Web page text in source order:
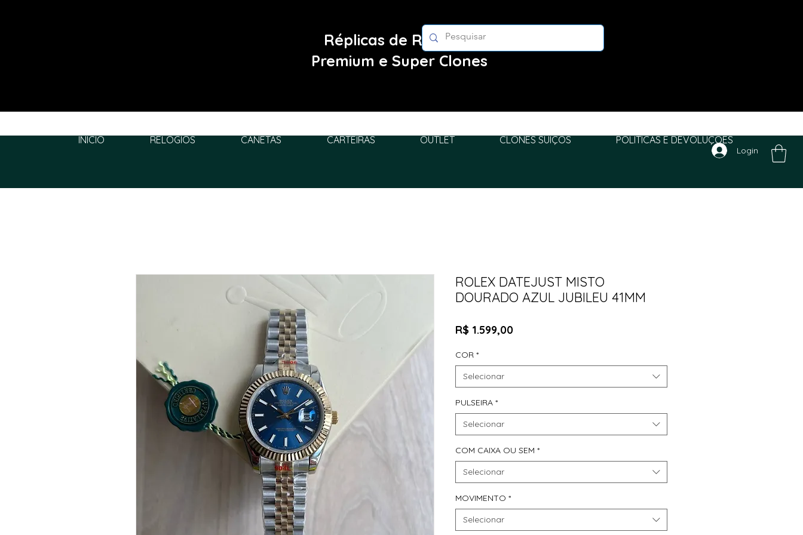
Réplicas de Relógios
Premium e Super Clones
INÍCIO RELÓGIOS CANETAS CARTEIRAS OUTLET CLONES SUIÇOS POLITICAS E DEVOLUÇÕES
Login
ROLEX DATEJUST MISTO
DOURADO AZUL JUBILEU 41MM
R$ 1.599,00Preço
COR *
Selecionar
PULSEIRA *
Selecionar
COM CAIXA OU SEM *
Selecionar
MOVIMENTO *
Selecionar